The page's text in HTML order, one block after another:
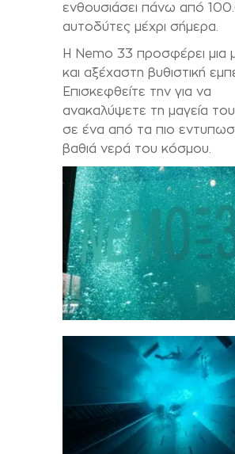
ενθουσιάσει πάνω από
αυτοδύτες μέχρι σήμερα.
Η Nemo 33 προσφέρει μια
και αξέχαστη βυθιστική
Επισκεφθείτε την για να
ανακαλύψετε τη μαγεία
σε ένα από τα πιο
βαθιά νερά του κόσμου.